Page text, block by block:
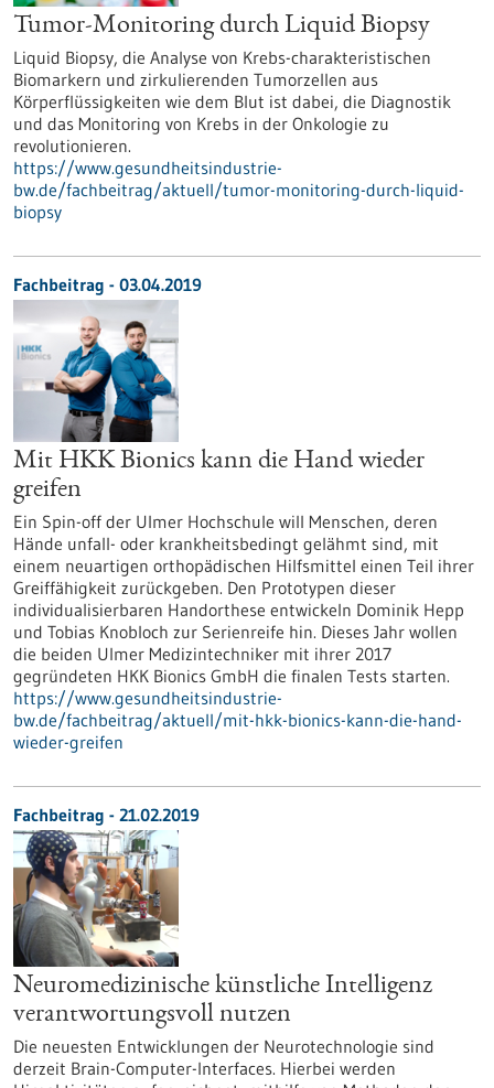
Tumor-Monitoring durch Liquid Biopsy
Liquid Biopsy, die Analyse von Krebs-charakteristischen
Biomarkern und zirkulierenden Tumorzellen aus
Körperflüssigkeiten wie dem Blut ist dabei, die Diagnostik
und das Monitoring von Krebs in der Onkologie zu
revolutionieren.
https://www.gesundheitsindustrie-
bw.de/fachbeitrag/aktuell/tumor-monitoring-durch-liquid-
biopsy
Fachbeitrag - 03.04.2019
Mit HKK Bionics kann die Hand wieder
greifen
Ein Spin-off der Ulmer Hochschule will Menschen, deren
Hände unfall- oder krankheitsbedingt gelähmt sind, mit
einem neuartigen orthopädischen Hilfsmittel einen Teil ihrer
Greiffähigkeit zurückgeben. Den Prototypen dieser
individualisierbaren Handorthese entwickeln Dominik Hepp
und Tobias Knobloch zur Serienreife hin. Dieses Jahr wollen
die beiden Ulmer Medizintechniker mit ihrer 2017
gegründeten HKK Bionics GmbH die finalen Tests starten.
https://www.gesundheitsindustrie-
bw.de/fachbeitrag/aktuell/mit-hkk-bionics-kann-die-hand-
wieder-greifen
Fachbeitrag - 21.02.2019
Neuromedizinische künstliche Intelligenz
verantwortungsvoll nutzen
Die neuesten Entwicklungen der Neurotechnologie sind
derzeit Brain-Computer-Interfaces. Hierbei werden